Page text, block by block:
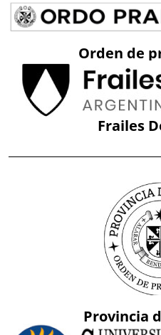
Orden de
Frailes
Provincia